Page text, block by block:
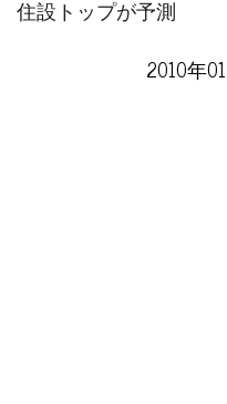
住設トップが予測
2010年